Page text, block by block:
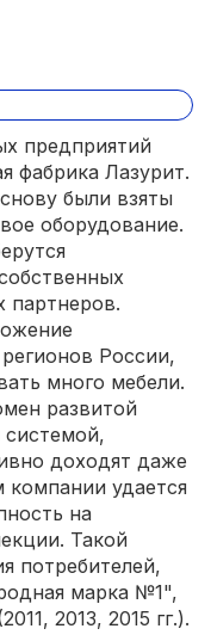
предприятий
фабрика Лазурит.
были взяты
оборудование.
партнеров.
России,
много мебели.
развитой
системой,
доходят даже
удается
на
Такой
потребителей,
марка №1",
2013, 2015 гг.).